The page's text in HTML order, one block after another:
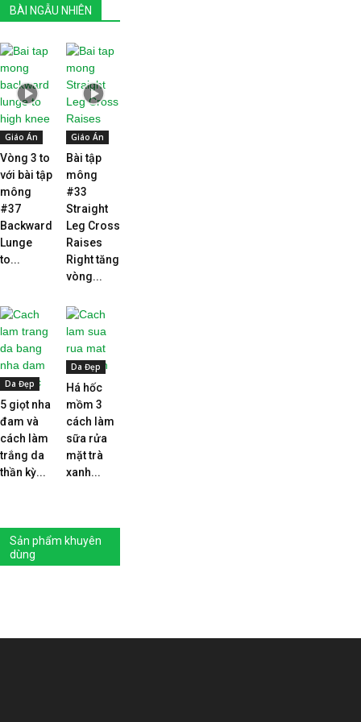
BÀI NGẪU NHIÊN
Giáo Án
Vòng 3 to
với bài tập
mông
#37
Backward
Lunge
to...
Giáo Án
Bài tập
mông
#33
Straight
Leg Cross
Raises
Right tăng
vòng...
Da Đẹp
5 giọt nha
đam và
cách làm
trắng da
thần kỳ...
Da Đẹp
Há hốc
mồm 3
cách làm
sữa rửa
mặt trà
xanh...
Sản phẩm khuyên
dùng